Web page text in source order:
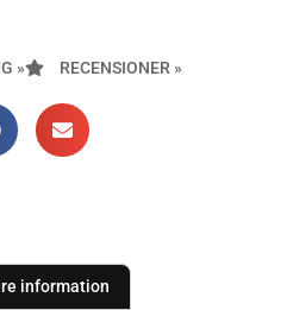
»
RECENSIONER »
information